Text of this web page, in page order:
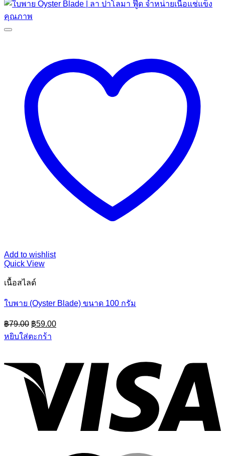
Add to wishlist
Quick View
เนื้อสไลด์
ใบพาย (Oyster Blade) ขนาด 100 กรัม
฿79.00 Original
price
was:
฿59.00Current
price
หยิบใส่ตะกร้า